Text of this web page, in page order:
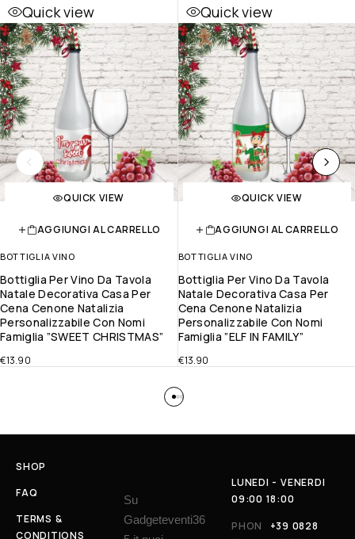
Quick view
QUICK VIEW
AGGIUNGI AL CARRELLO
BOTTIGLIA VINO
Bottiglia Per Vino Da Tavola
Natale Decorativa Casa Per
Cena Cenone Natalizia
Personalizzabile Con Nomi
Famiglia ”SWEET CHRISTMAS”
€13.90
Quick view
QUICK VIEW
AGGIUNGI AL CARRELLO
BOTTIGLIA VINO
Bottiglia Per Vino Da Tavola
Natale Decorativa Casa Per
Cena Cenone Natalizia
Personalizzabile Con Nomi
Famiglia ”ELF IN FAMILY”
€13.90
SHOP
FAQ
TERMS &
CONDITIONS
Su
Gadgeteventi36
LUNEDI - VENERDI
09:00 18:00
PHON
+39 0828